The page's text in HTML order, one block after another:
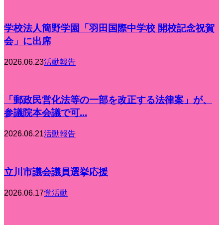
学校法人簡野学園「羽田国際中学校 開校記念祝賀
会」に出席
2026.06.23活動報告
「郵政民営化法等の一部を改正する法律案」が、
参議院本会議で可...
2026.06.21活動報告
立川市議会議員選挙応援
2026.06.17党活動